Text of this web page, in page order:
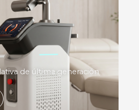
de última generación